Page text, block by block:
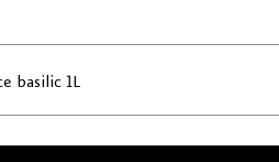
basilic 1L